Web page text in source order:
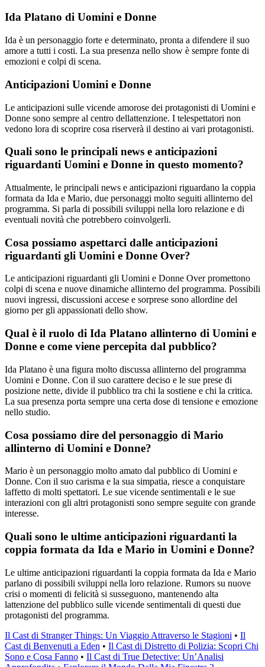
Ida Platano di Uomini e Donne
Ida è un personaggio forte e determinato, pronta a difendere il suo
amore a tutti i costi. La sua presenza nello show è sempre fonte di
emozioni e colpi di scena.
Anticipazioni Uomini e Donne
Le anticipazioni sulle vicende amorose dei protagonisti di Uomini e
Donne sono sempre al centro dellattenzione. I telespettatori non
vedono lora di scoprire cosa riserverà il destino ai vari protagonisti.
Quali sono le principali news e anticipazioni
riguardanti Uomini e Donne in questo momento?
Attualmente, le principali news e anticipazioni riguardano la coppia
formata da Ida e Mario, due personaggi molto seguiti allinterno del
programma. Si parla di possibili sviluppi nella loro relazione e di
eventuali novità che potrebbero coinvolgerli.
Cosa possiamo aspettarci dalle anticipazioni
riguardanti gli Uomini e Donne Over?
Le anticipazioni riguardanti gli Uomini e Donne Over promettono
colpi di scena e nuove dinamiche allinterno del programma. Possibili
nuovi ingressi, discussioni accese e sorprese sono allordine del
giorno per gli appassionati dello show.
Qual è il ruolo di Ida Platano allinterno di Uomini e
Donne e come viene percepita dal pubblico?
Ida Platano è una figura molto discussa allinterno del programma
Uomini e Donne. Con il suo carattere deciso e le sue prese di
posizione nette, divide il pubblico tra chi la sostiene e chi la critica.
La sua presenza porta sempre una certa dose di tensione e emozione
nello studio.
Cosa possiamo dire del personaggio di Mario
allinterno di Uomini e Donne?
Mario è un personaggio molto amato dal pubblico di Uomini e
Donne. Con il suo carisma e la sua simpatia, riesce a conquistare
laffetto di molti spettatori. Le sue vicende sentimentali e le sue
interazioni con gli altri protagonisti sono sempre seguite con grande
interesse.
Quali sono le ultime anticipazioni riguardanti la
coppia formata da Ida e Mario in Uomini e Donne?
Le ultime anticipazioni riguardanti la coppia formata da Ida e Mario
parlano di possibili sviluppi nella loro relazione. Rumors su nuove
crisi o momenti di felicità si susseguono, mantenendo alta
lattenzione del pubblico sulle vicende sentimentali di questi due
protagonisti del programma.
Il Cast di Stranger Things: Un Viaggio Attraverso le Stagioni • Il
Cast di Benvenuti a Eden • Il Cast di Distretto di Polizia: Scopri Chi
Sono e Cosa Fanno • Il Cast di True Detective: Un’Analisi